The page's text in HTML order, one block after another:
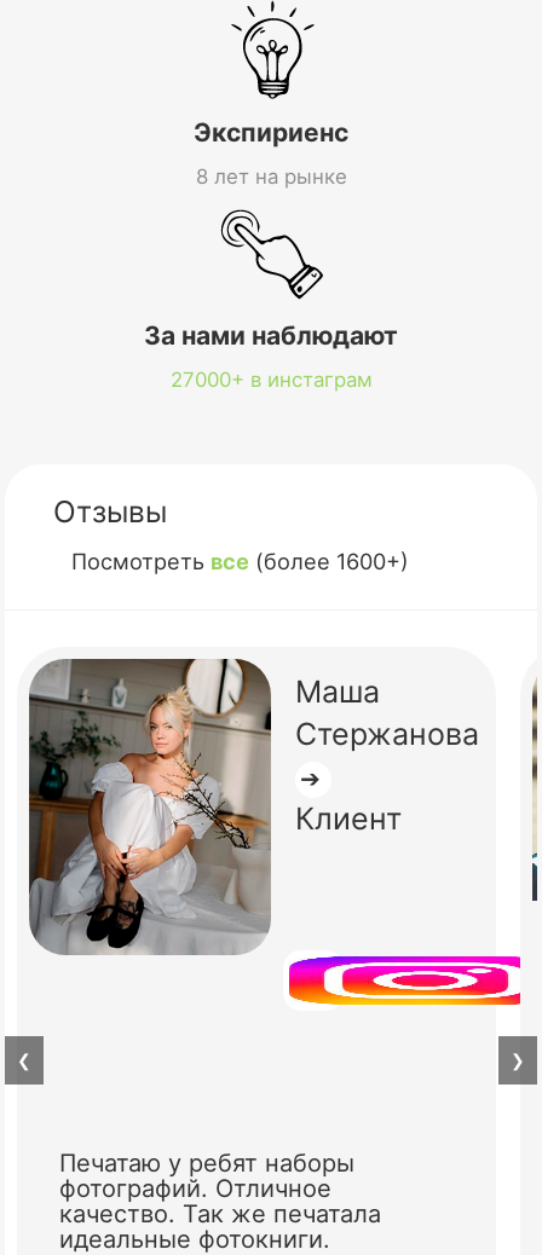
Экспириенс
8 лет на рынке
За нами наблюдают
27000+ в инстаграм
Отзывы
Посмотреть все (более 1600+)
Маша
Стержанова
➔
Клиент
Печатаю у ребят наборы
фотографий. Отличное
качество. Так же печатала
идеальные фотокниги.
❮ ❯